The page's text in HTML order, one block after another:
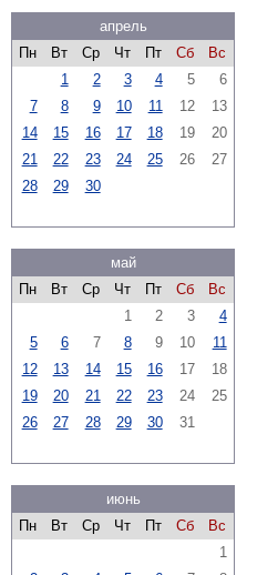
апрель
Пн
Вт Ср Чт Пт Сб
Вс
1
2 3 4 5
6
7
8 9 10 11 12
13
14
15 16 17 18 19
20
21
22 23 24 25 26
27
28
29 30
май
Пн
Вт Ср Чт Пт Сб
Вс
1
2 3
4
5
6 7 8 9 10
11
12
13 14 15 16 17
18
19
20 21 22 23 24
25
26
27 28 29 30 31
июнь
Пн
Вт Ср Чт Пт Сб
Вс
1